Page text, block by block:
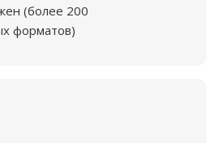
(более 200
форматов)